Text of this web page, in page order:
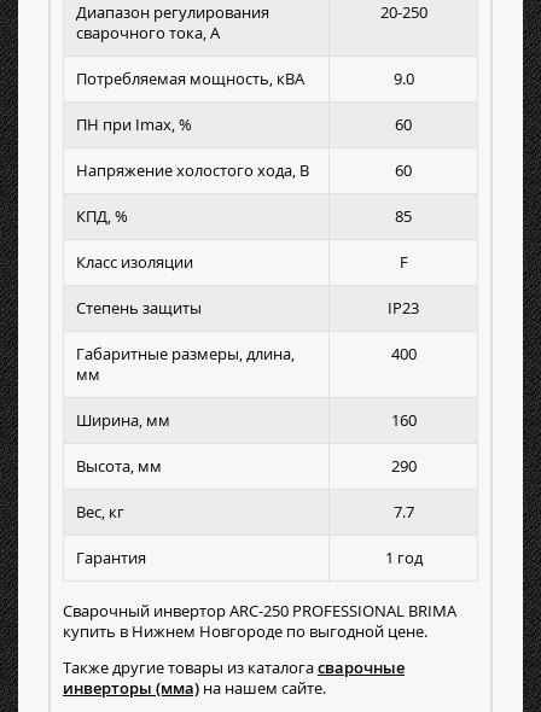
Диапазон регулирования
сварочного тока, А
20-250
Потребляемая мощность, кВА 9.0
ПН при Imax, % 60
Напряжение холостого хода, В 60
КПД, % 85
Класс изоляции F
Степень защиты IP23
Габаритные размеры, длина,
мм
400
Ширина, мм 160
Высота, мм 290
Вес, кг 7.7
Гарантия 1 год
Сварочный инвертор ARC-250 PROFESSIONAL BRIMA
купить в Нижнем Новгороде по выгодной цене.
Также другие товары из каталогасварочные
инверторы (мма) на нашем сайте.